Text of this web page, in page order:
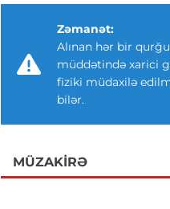
Zəmanət:
Alınan hər bir
müddətində xarici
fiziki müdaxilə
bilər.
MÜZAKIRƏ